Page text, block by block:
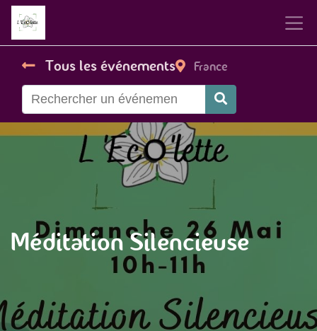
Tous les événements France
Méditation Silencieuse